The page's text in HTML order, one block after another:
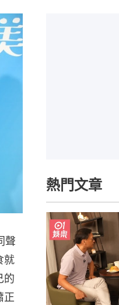
聲
就
的
正
熱門文章